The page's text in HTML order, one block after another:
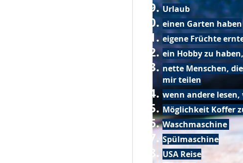
Urlaub
einen Garten haben
eigene Früchte
ein Hobby zu
nette Menschen,
mir teilen
wenn andere lesen,
Möglichkeit Koffer
Waschmaschine
Spülmaschine
USA Reise